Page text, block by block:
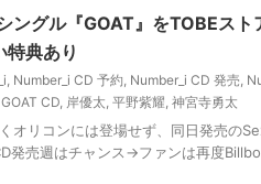
ングル『GOAT』をTOBEスト
典あり
, Number_i CD 予約, Number_i CD 発売,
CD, 岸優太, 平野紫耀, 神宮寺勇太
くオリコンには登場せず、同日発売の
発売週はチャンス→ファンは再度